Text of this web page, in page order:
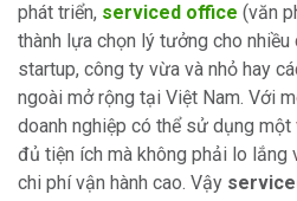
phát triển, serviced office (văn
thành lựa chọn lý tưởng cho
startup, công ty vừa và nhỏ hay
ngoài mở rộng tại Việt Nam. Với
doanh nghiệp có thể sử dụng
đủ tiện ích mà không phải lo lắng
chi phí vận hành cao. Vậy